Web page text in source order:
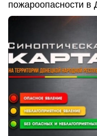
пожароопасности в